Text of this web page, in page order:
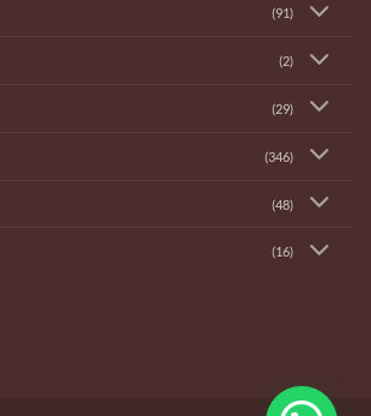
(91)
(2)
(29)
(346)
(48)
(16)